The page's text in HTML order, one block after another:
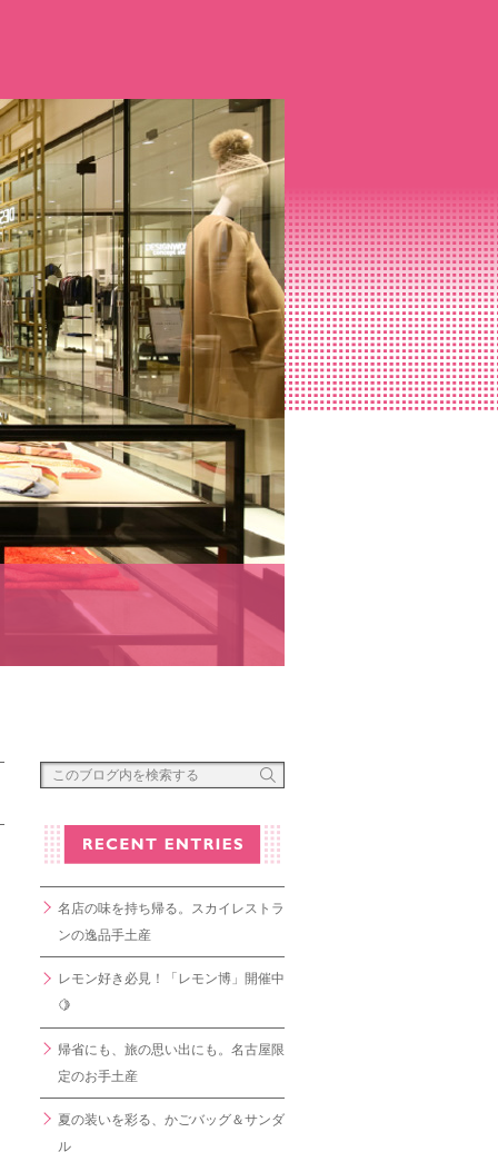
名店の味を持ち帰る。スカイレストラ
ンの逸品手土産
レモン好き必見！「レモン博」開催中
🍋
帰省にも、旅の思い出にも。名古屋限
定のお手土産
夏の装いを彩る、かごバッグ＆サンダ
ル